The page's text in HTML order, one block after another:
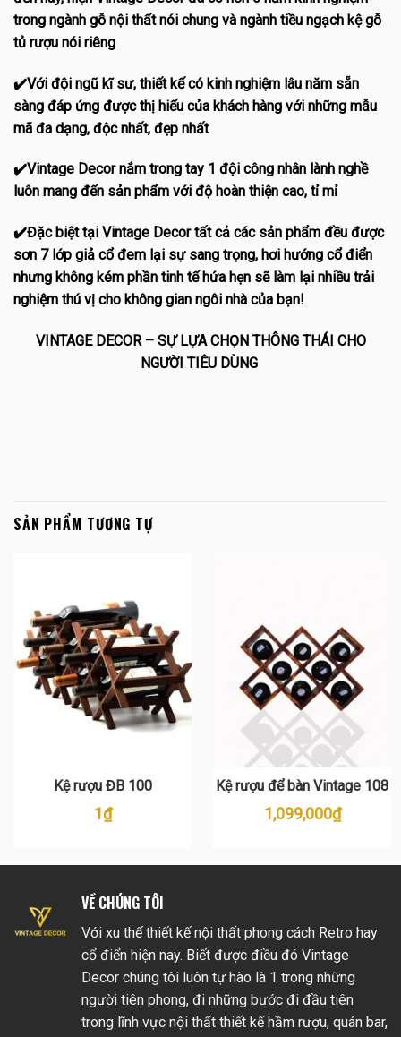
trong ngành gỗ nội thất nói chung và ngành tiều ngạch kệ gỗ
tủ rượu nói riêng
✔️Với đội ngũ kĩ sư, thiết kế có kinh nghiệm lâu năm sẵn
sàng đáp ứng được thị hiếu của khách hàng với những mẫu
mã đa dạng, độc nhất, đẹp nhất
✔️Vintage Decor nắm trong tay 1 đội công nhân lành nghề
luôn mang đến sản phẩm với độ hoàn thiện cao, tỉ mỉ
✔️Đặc biệt tại Vintage Decor tất cả các sản phẩm đều được
sơn 7 lớp giả cổ đem lại sự sang trọng, hơi hướng cổ điển
nhưng không kém phần tinh tế hứa hẹn sẽ làm lại nhiều trải
nghiệm thú vị cho không gian ngôi nhà của bạn!
VINTAGE DECOR – SỰ LỰA CHỌN THÔNG THÁI CHO
NGƯỜI TIÊU DÙNG
SẢN PHẨM TƯƠNG TỰ
Kệ rượu ĐB 100
1₫
Kệ rượu để bàn Vintage 108
1,099,000₫
VỀ CHÚNG TÔI
Với xu thế thiết kế nội thất phong cách Retro hay
cổ điển hiện nay. Biết được điều đó Vintage
Decor chúng tôi luôn tự hào là 1 trong những
người tiên phong, đi những bước đi đầu tiên
trong lĩnh vực nội thất thiết kế hầm rượu, quán bar,